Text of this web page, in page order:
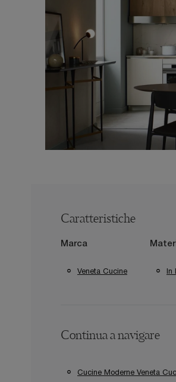
Caratteristiche
Marca
Veneta Cucine In
Continua a navigare
Cucine Moderne Veneta